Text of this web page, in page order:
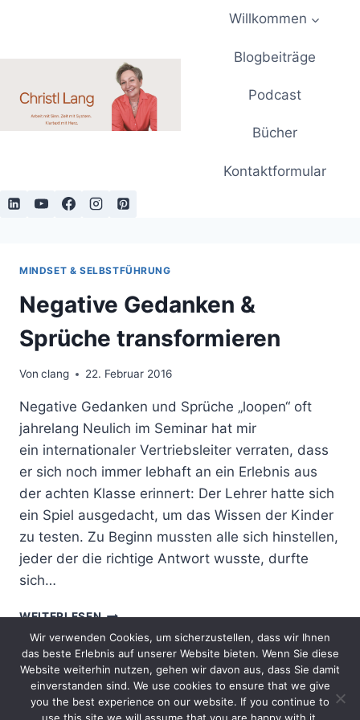
Willkommen
Blogbeiträge
Podcast
Bücher
Kontaktformular
MINDSET & SELBSTFÜHRUNG
Negative Gedanken &
Sprüche transformieren
Von clang 22. Februar 2016
Negative Gedanken und Sprüche „loopen“ oft
jahrelang Neulich im Seminar hat mir
ein internationaler Vertriebsleiter verraten, dass
er sich noch immer lebhaft an ein Erlebnis aus
der achten Klasse erinnert: Der Lehrer hatte sich
ein Spiel ausgedacht, um das Wissen der Kinder
zu testen. Zu Beginn mussten alle sich hinstellen,
jeder der die richtige Antwort wusste, durfte
sich…
WEITERLESEN NEGATIVE
&
SPRÜCHE
TRANSFORMIEREN
Impressum Datenschutzerklärung
Wir verwenden Cookies, um sicherzustellen, dass wir Ihnen
das beste Erlebnis auf unserer Website bieten. Wenn Sie diese
Website weiterhin nutzen, gehen wir davon aus, dass Sie damit
einverstanden sind. We use cookies to ensure that we give
you the best experience on our website. If you continue to
use this site we will assume that you are happy with it.